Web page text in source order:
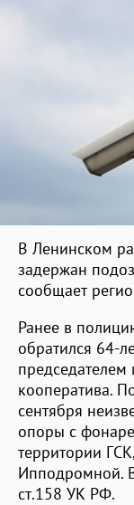
В Ленинском
задержан
сообщает
Ранее в
обратился 64-
председателем
кооператива.
сентября
опоры с
территории
Ипподромной.
ст.158 УК РФ.